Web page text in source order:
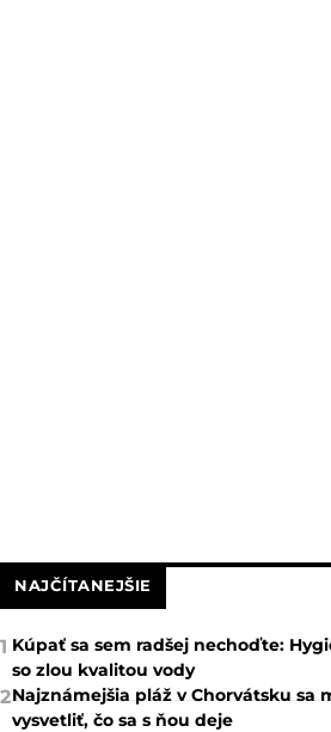
NAJČÍTANEJŠIE
1 Kúpať sa sem radšej nechoďte:
so zlou kvalitou vody
2Najznámejšia pláž v Chorvátsku sa
vysvetliť, čo sa s ňou deje